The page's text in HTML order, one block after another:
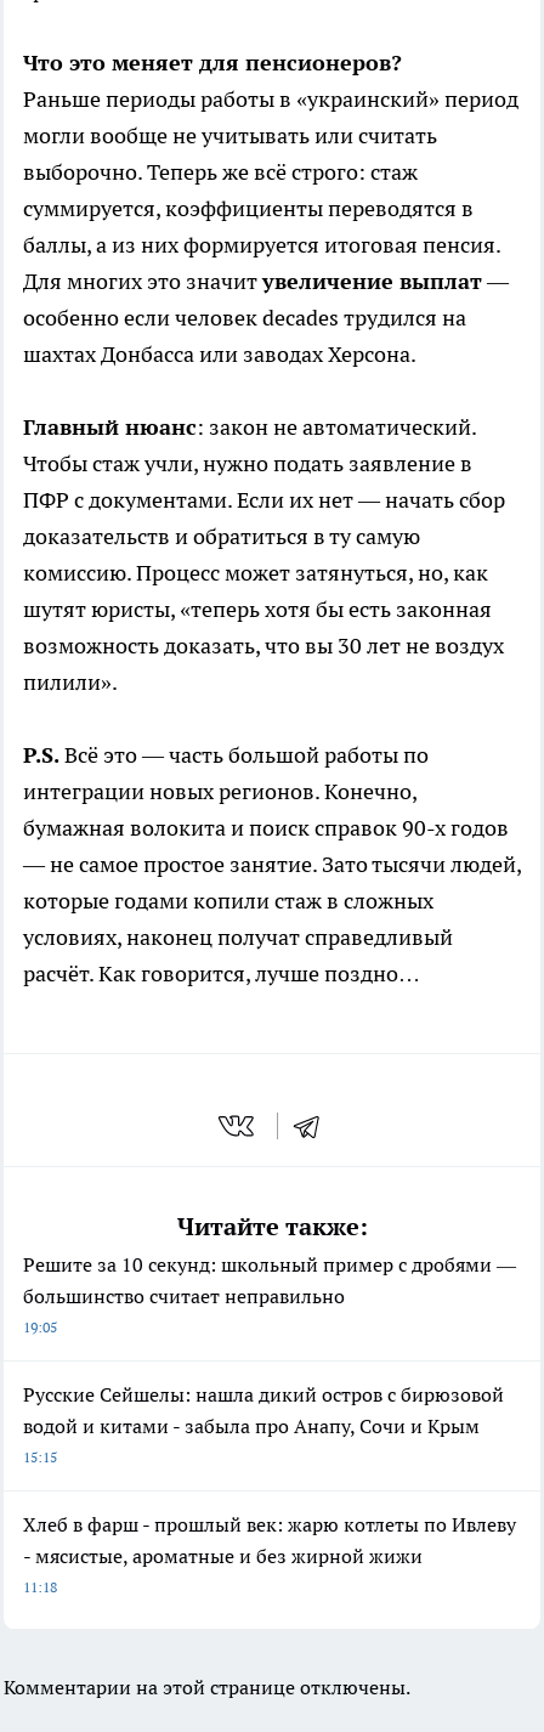
Что это меняет для пенсионеров?
Раньше периоды работы в «украинский» период
могли вообще не учитывать или считать
выборочно. Теперь же всё строго: стаж
суммируется, коэффициенты переводятся в
баллы, а из них формируется итоговая пенсия.
Для многих это значитувеличение выплат—
особенно если человек decades трудился на
шахтах Донбасса или заводах Херсона.
Главный нюанс: закон не автоматический.
Чтобы стаж учли, нужно подать заявление в
ПФР с документами. Если их нет — начать сбор
доказательств и обратиться в ту самую
комиссию. Процесс может затянуться, но, как
шутят юристы, «теперь хотя бы есть законная
возможность доказать, что вы 30 лет не воздух
пилили».
P.S.Всё это — часть большой работы по
интеграции новых регионов. Конечно,
бумажная волокита и поиск справок 90-х годов
— не самое простое занятие. Зато тысячи людей,
которые годами копили стаж в сложных
условиях, наконец получат справедливый
расчёт. Как говорится, лучше поздно…
Читайте также:
Решите за 10 секунд: школьный пример с дробями —
большинство считает неправильно
19:05
Русские Сейшелы: нашла дикий остров с бирюзовой
водой и китами - забыла про Анапу, Сочи и Крым
15:15
Хлеб в фарш - прошлый век: жарю котлеты по Ивлеву
- мясистые, ароматные и без жирной жижи
11:18
Комментарии на этой странице отключены.